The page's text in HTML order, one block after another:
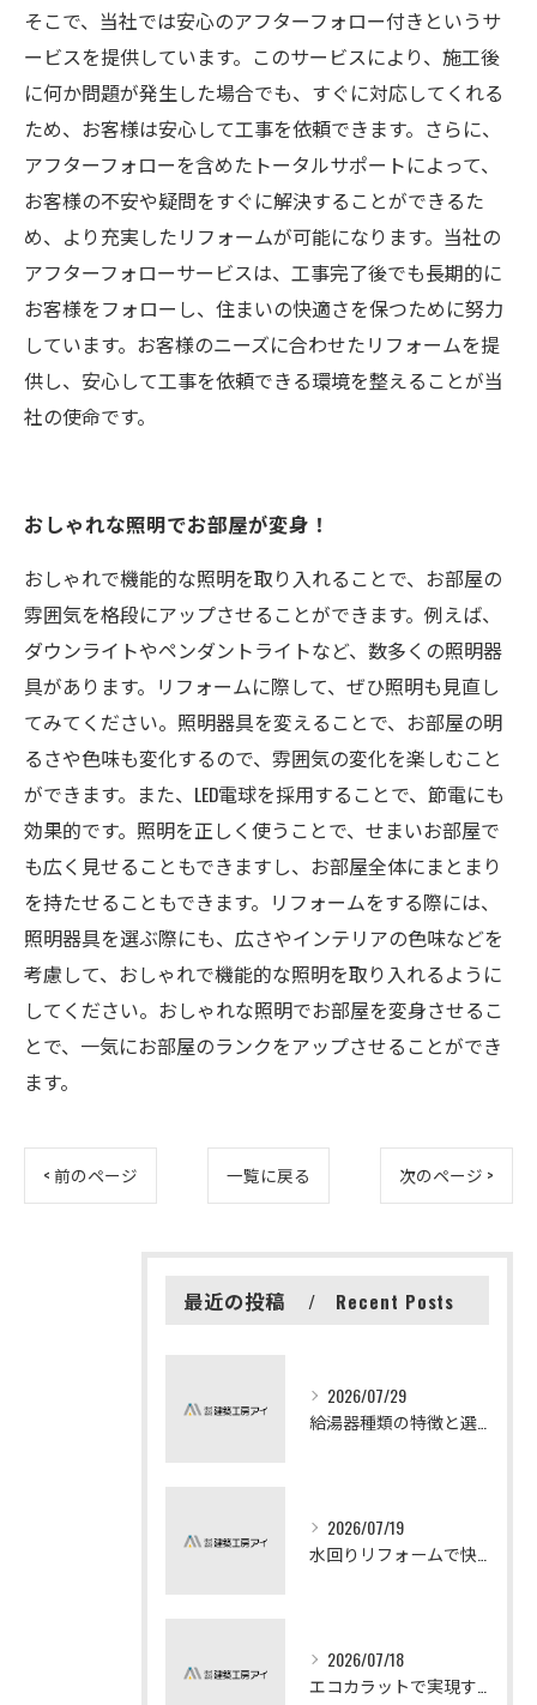
そこで、当社では安心のアフターフォロー付きというサ
ービスを提供しています。このサービスにより、施工後
に何か問題が発生した場合でも、すぐに対応してくれる
ため、お客様は安心して工事を依頼できます。さらに、
アフターフォローを含めたトータルサポートによって、
お客様の不安や疑問をすぐに解決することができるた
め、より充実したリフォームが可能になります。当社の
アフターフォローサービスは、工事完了後でも長期的に
お客様をフォローし、住まいの快適さを保つために努力
しています。お客様のニーズに合わせたリフォームを提
供し、安心して工事を依頼できる環境を整えることが当
社の使命です。
おしゃれな照明でお部屋が変身！
おしゃれで機能的な照明を取り入れることで、お部屋の
雰囲気を格段にアップさせることができます。例えば、
ダウンライトやペンダントライトなど、数多くの照明器
具があります。リフォームに際して、ぜひ照明も見直し
てみてください。照明器具を変えることで、お部屋の明
るさや色味も変化するので、雰囲気の変化を楽しむこと
ができます。また、LED電球を採用することで、節電にも
効果的です。照明を正しく使うことで、せまいお部屋で
も広く見せることもできますし、お部屋全体にまとまり
を持たせることもできます。リフォームをする際には、
照明器具を選ぶ際にも、広さやインテリアの色味などを
考慮して、おしゃれで機能的な照明を取り入れるように
してください。おしゃれな照明でお部屋を変身させるこ
とで、一気にお部屋のランクをアップさせることができ
ます。
< 前のページ 一覧に戻る 次のページ >
最近の投稿 Recent Posts
2026/07/29
2026/07/19
2026/07/18